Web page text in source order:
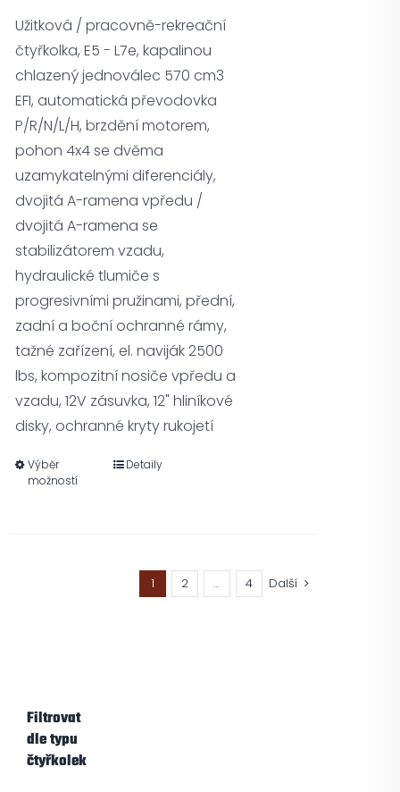
Užitková / pracovně-rekreační
čtyřkolka, E5 - L7e, kapalinou
chlazený jednoválec 570 cm3
EFI, automatická převodovka
P/R/N/L/H, brzdění motorem,
pohon 4x4 se dvěma
uzamykatelnými diferenciály,
dvojitá A-ramena vpředu /
dvojitá A-ramena se
stabilizátorem vzadu,
hydraulické tlumiče s
progresivními pružinami, přední,
zadní a boční ochranné rámy,
tažné zařízení, el. naviják 2500
lbs, kompozitní nosiče vpředu a
vzadu, 12V zásuvka, 12" hliníkové
disky, ochranné kryty rukojetí
Výběr
možností
Detaily
1 2 … 4 Další
Filtrovat
dle typu
čtyřkolek